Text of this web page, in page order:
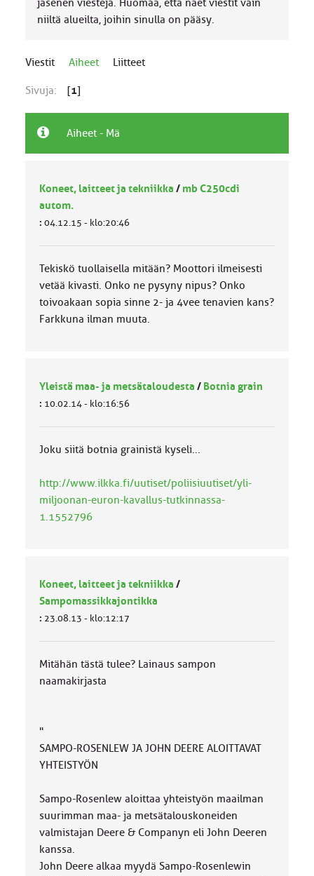
jäsenen viestejä. Huomaa, että näet viestit vain
niiltä alueilta, joihin sinulla on pääsy.
Viestit Aiheet Liitteet
Sivuja: [1]
Aiheet - Mä
Koneet, laitteet ja tekniikka / mb C250cdi
autom.
: 04.12.15 - klo:20:46
Tekiskö tuollaisella mitään? Moottori ilmeisesti
vetää kivasti. Onko ne pysyny nipus? Onko
toivoakaan sopia sinne 2- ja 4vee tenavien kans?
Farkkuna ilman muuta.
Yleistä maa- ja metsätaloudesta / Botnia grain
: 10.02.14 - klo:16:56
Joku siitä botnia grainistä kyseli...
http://www.ilkka.fi/uutiset/poliisiuutiset/yli-
miljoonan-euron-kavallus-tutkinnassa-
1.1552796
Koneet, laitteet ja tekniikka /
Sampomassikkajontikka
: 23.08.13 - klo:12:17
Mitähän tästä tulee? Lainaus sampon
naamakirjasta
"
SAMPO-ROSENLEW JA JOHN DEERE ALOITTAVAT
YHTEISTYÖN
Sampo-Rosenlew aloittaa yhteistyön maailman
suurimman maa- ja metsätalouskoneiden
valmistajan Deere & Companyn eli John Deeren
kanssa.
John Deere alkaa myydä Sampo-Rosenlewin